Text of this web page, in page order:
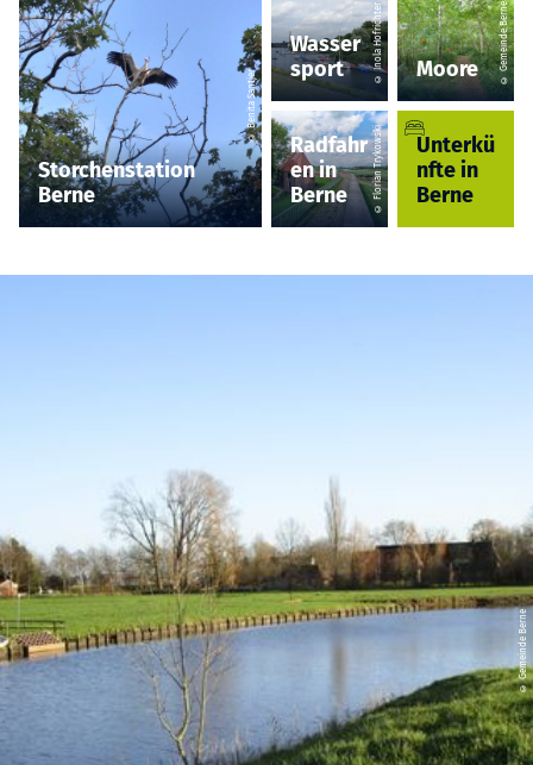
Storchenstation
Berne
© Benita Santjer
Wasser
sport
© Inola Hofrichter Moore © Gemeinde Berne
Radfahr
en in
Berne
© Florian Trykowski
Unterkü
nfte in
Berne
© Gemeinde Berne